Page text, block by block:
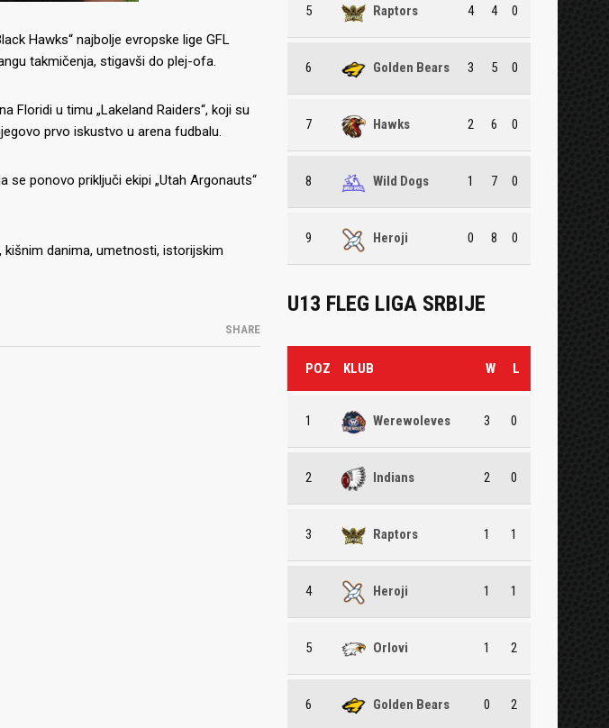
Hawks“ najbolje evropske lige GFL
takmičenja, stigavši do plej-ofa.
Floridi u timu „Lakeland Raiders“, koji su
prvo iskustvo u arena fudbalu.
se ponovo priključi ekipi „Utah Argonauts“
kišnim danima, umetnosti, istorijskim
SHARE
5 Raptors 4 4 0
6 Golden Bears 3 5 0
7 Hawks 2 6 0
8 Wild Dogs 1 7 0
9 Heroji 0 8 0
U13 FLEG LIGA SRBIJE
POZ KLUB W L
1 Werewoleves 3 0
2 Indians 2 0
3 Raptors 1 1
4 Heroji 1 1
5 Orlovi 1 2
6 Golden Bears 0 2